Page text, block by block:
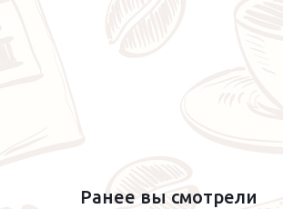
Ранее вы смотрели